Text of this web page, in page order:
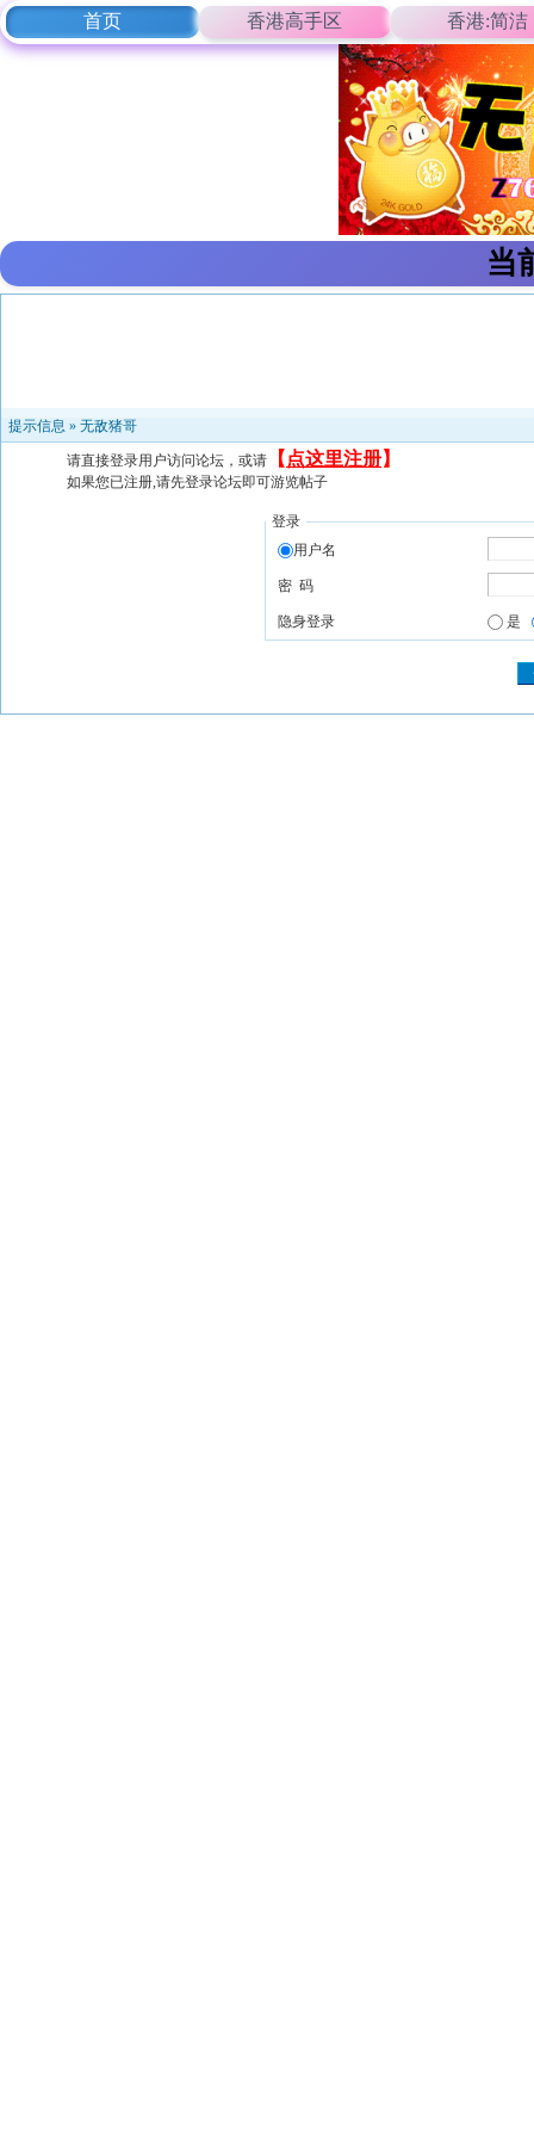
首页 香港高手区 香港:简洁
当
提示信息 » 无敌猪哥
请直接登录用户访问论坛，或请 【 点这里注册】
如果您已注册,请先登录论坛即可游览帖子
登录
用户名
密 码
隐身登录 是